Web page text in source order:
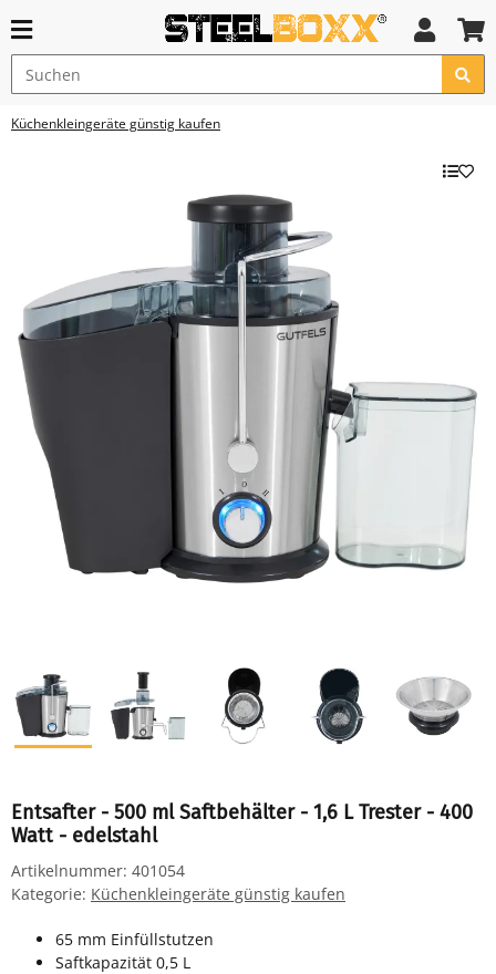
Küchenkleingeräte günstig kaufen
Entsafter - 500 ml Saftbehälter - 1,6 L Trester - 400
Watt - edelstahl
Artikelnummer: 401054
Kategorie: Küchenkleingeräte günstig kaufen
65 mm Einfüllstutzen
Saftkapazität 0,5 L